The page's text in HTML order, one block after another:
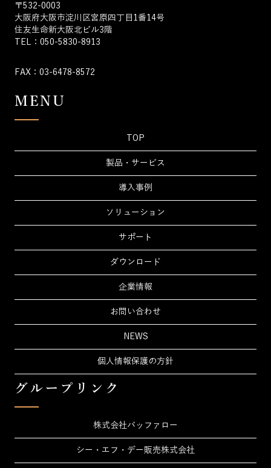
〒532-0003
大阪府大阪市淀川区宮原四丁目1番14号
住友生命新大阪北ビル3階
TEL：050-5830-8913
FAX：03-6478-8572
MENU
TOP
製品・サービス
導入事例
ソリューション
サポート
ダウンロード
企業情報
お問い合わせ
NEWS
個人情報保護の方針
グループリンク
株式会社バッファロー
シー・エフ・デー販売株式会社